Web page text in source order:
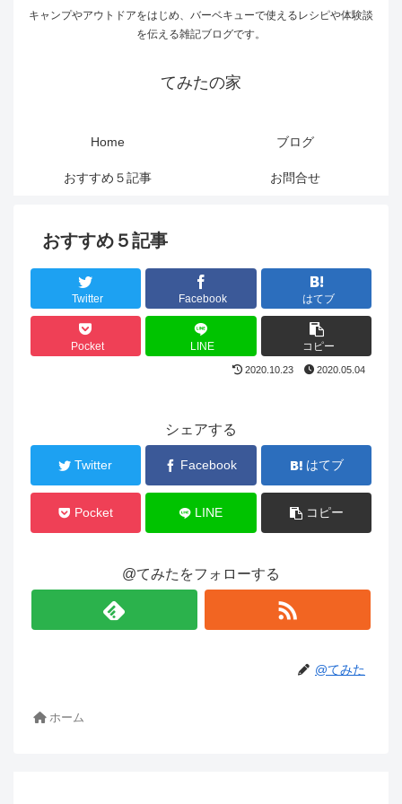
キャンプやアウトドアをはじめ、バーベキューで使えるレシピや体験談
を伝える雑記ブログです。
てみたの家
Home ブログ
おすすめ５記事 お問合せ
おすすめ５記事
Twitter Facebook はてブ
Pocket LINE コピー
2020.10.23 2020.05.04
シェアする
Twitter Facebook はてブ
Pocket LINE コピー
@てみたをフォローする
@てみた
ホーム